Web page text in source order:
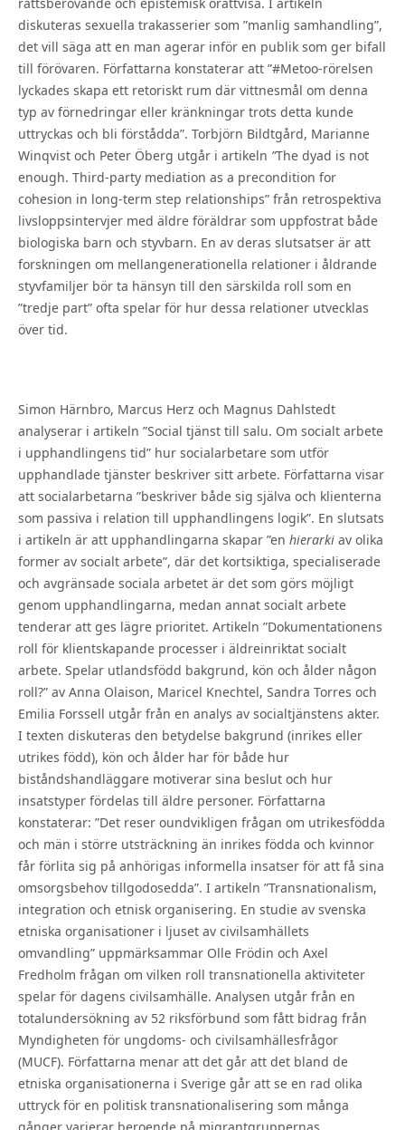
rättsberövande och epistemisk orättvisa. I artikeln
diskuteras sexuella trakasserier som ”manlig samhandling”,
det vill säga att en man agerar inför en publik som ger bifall
till förövaren. Författarna konstaterar att ”#Metoo-rörelsen
lyckades skapa ett retoriskt rum där vittnesmål om denna
typ av förnedringar eller kränkningar trots detta kunde
uttryckas och bli förstådda”. Torbjörn Bildtgård, Marianne
Winqvist och Peter Öberg utgår i artikeln ”The dyad is not
enough. Third-party mediation as a precondition for
cohesion in long-term step relationships” från retrospektiva
livsloppsintervjer med äldre föräldrar som uppfostrat både
biologiska barn och styvbarn. En av deras slutsatser är att
forskningen om mellangenerationella relationer i åldrande
styvfamiljer bör ta hänsyn till den särskilda roll som en
”tredje part” ofta spelar för hur dessa relationer utvecklas
över tid.
Simon Härnbro, Marcus Herz och Magnus Dahlstedt
analyserar i artikeln ”Social tjänst till salu. Om socialt arbete
i upphandlingens tid” hur socialarbetare som utför
upphandlade tjänster beskriver sitt arbete. Författarna visar
att socialarbetarna ”beskriver både sig själva och klienterna
som passiva i relation till upphandlingens logik”. En slutsats
i artikeln är att upphandlingarna skapar ”en hierarki av olika
former av socialt arbete”, där det kortsiktiga, specialiserade
och avgränsade sociala arbetet är det som görs möjligt
genom upphandlingarna, medan annat socialt arbete
tenderar att ges lägre prioritet. Artikeln ”Dokumentationens
roll för klientskapande processer i äldreinriktat socialt
arbete. Spelar utlandsfödd bakgrund, kön och ålder någon
roll?” av Anna Olaison, Maricel Knechtel, Sandra Torres och
Emilia Forssell utgår från en analys av socialtjänstens akter.
I texten diskuteras den betydelse bakgrund (inrikes eller
utrikes född), kön och ålder har för både hur
biståndshandläggare motiverar sina beslut och hur
insatstyper fördelas till äldre personer. Författarna
konstaterar: ”Det reser oundvikligen frågan om utrikesfödda
och män i större utsträckning än inrikes födda och kvinnor
får förlita sig på anhörigas informella insatser för att få sina
omsorgsbehov tillgodosedda”. I artikeln ”Transnationalism,
integration och etnisk organisering. En studie av svenska
etniska organisationer i ljuset av civilsamhällets
omvandling” uppmärksammar Olle Frödin och Axel
Fredholm frågan om vilken roll transnationella aktiviteter
spelar för dagens civilsamhälle. Analysen utgår från en
totalundersökning av 52 riksförbund som fått bidrag från
Myndigheten för ungdoms- och civilsamhällesfrågor
(MUCF). Författarna menar att det går att det bland de
etniska organisationerna i Sverige går att se en rad olika
uttryck för en politisk transnationalisering som många